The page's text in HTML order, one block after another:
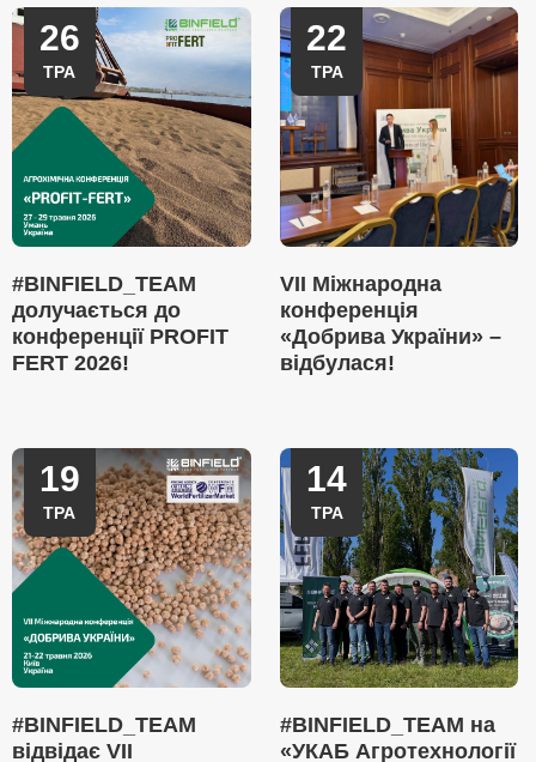
26
ТРА
#BINFIELD_TEAM
долучається до
конференції PROFIT
FERT 2026!
22
ТРА
VII Міжнародна
конференція
«Добрива України» –
відбулася!
19
ТРА
#BINFIELD_TEAM
відвідає VII
14
ТРА
#BINFIELD_TEAM на
«УКАБ Агротехнології